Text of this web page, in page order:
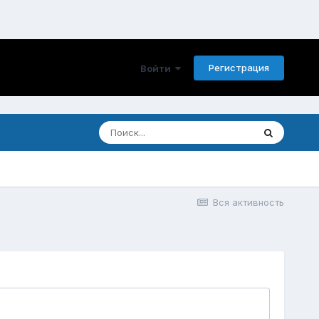
Войти Регистрация
Вся активность